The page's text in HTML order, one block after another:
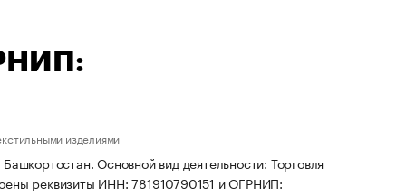
изделиями
Основной вид деятельности: Торговля
реквизиты ИНН: 781910790151 и ОГРНИП: